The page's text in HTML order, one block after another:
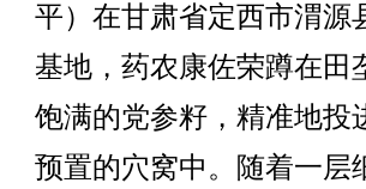
平）在甘肃省定西市渭源
基地，药农康佐荣蹲在田
饱满的党参籽，精准地投
预置的穴窝中。随着一层